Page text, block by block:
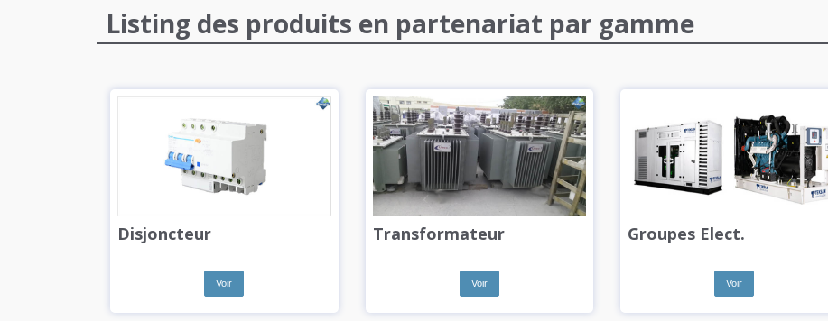
Listing des produits en partenariat par gamme
Disjoncteur
Voir
Transformateur
Voir
Groupes Elect.
Voir